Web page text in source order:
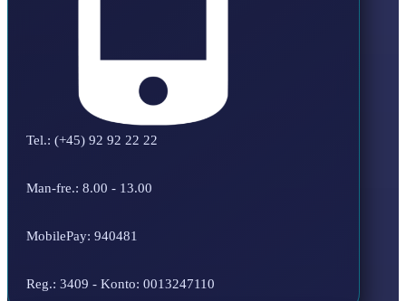
Tel.: (+45) 92 92 22 22
Man-fre.: 8.00 - 13.00
MobilePay: 940481
Reg.: 3409 - Konto: 0013247110